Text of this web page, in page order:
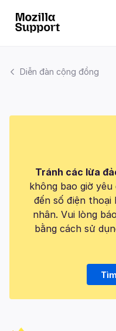
Diễn đàn cộng đồng
Tránh các lừa
không bao giờ
đến số điện thoại
nhân. Vui lòng
bằng cách sử